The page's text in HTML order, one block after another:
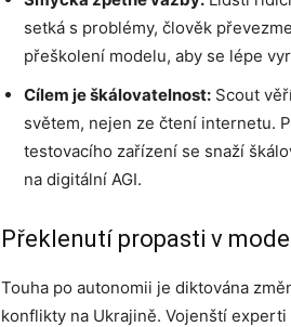
setká s problémy, člověk
přeškolení modelu, aby se lépe
Cílem je škálovatelnost: Scout
světem, nejen ze čtení internetu.
testovacího zařízení se snaží
na digitální AGI.
Překlenutí propasti v
Touha po autonomii je diktována
konflikty na Ukrajině. Vojenští